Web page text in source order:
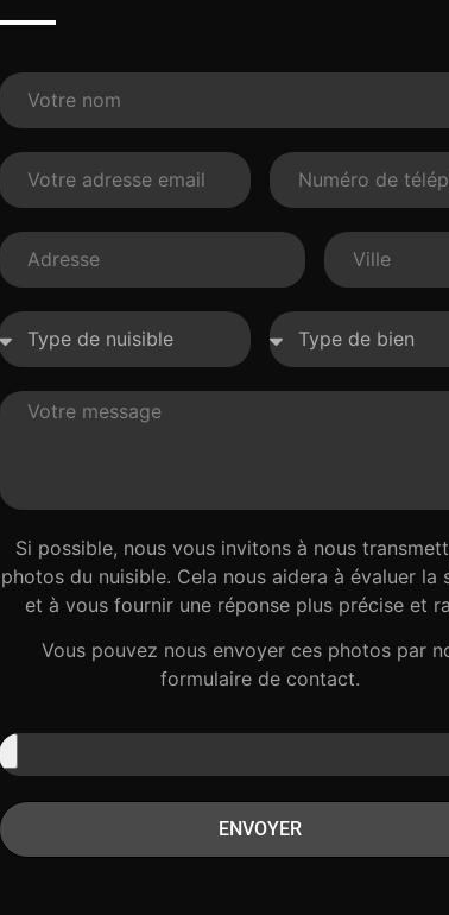
Si possible, nous vous invitons à nous
photos du nuisible. Cela nous aidera à évaluer la
et à vous fournir une réponse plus précise et
Vous pouvez nous envoyer ces photos par
formulaire de contact.
ENVOYER